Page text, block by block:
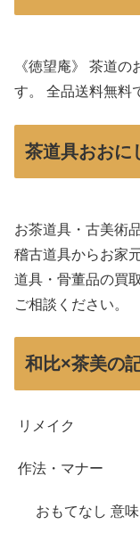
《徳望庵》 茶道
す。 全品送料無料
茶道具おおに
お茶道具・古美術
稽古道具からお家
道具・骨董品の買
ご相談ください。
和比×茶美の
リメイク
作法・マナー
おもてなし 意味